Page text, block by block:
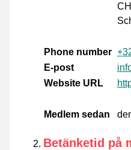
Phone number
E-post
Website URL
Medlem sedan
Betänketid på